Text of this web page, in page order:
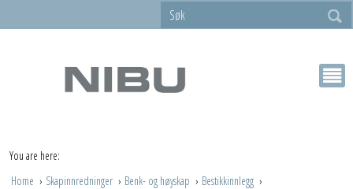
You are here:
Home
Skapinnredninger Benk- og høyskap
Bestikkinnlegg